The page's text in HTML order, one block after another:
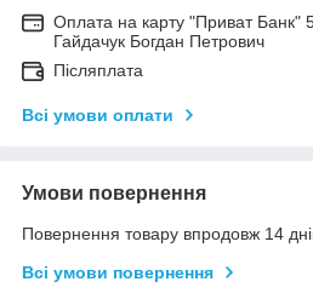
Оплата на карту "Приват
Гайдачук Богдан Петрович
Післяплата
Всі умови оплати
Умови повернення
Повернення товару впродовж 14
Всі умови повернення